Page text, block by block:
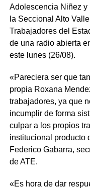
Adolescencia Niñez
la Seccional Alto
Trabajadores del
de una radio abierta
este lunes (26/08).
«Pareciera ser que
propia Roxana
trabajadores, ya que
incumplir de forma
culpar a los propios
institucional producto
Federico Gabarra,
de ATE.
«Es hora de dar